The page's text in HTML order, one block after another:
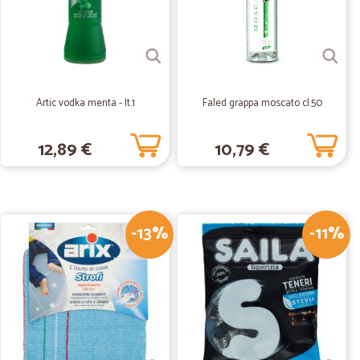
05/05/2019
prodotti freschi. Vasta scelta e di tutte le marche.
Artic vodka menta - lt.1
12,89 €
Faled grappa moscato cl.50
10,79 €
-13% -11%